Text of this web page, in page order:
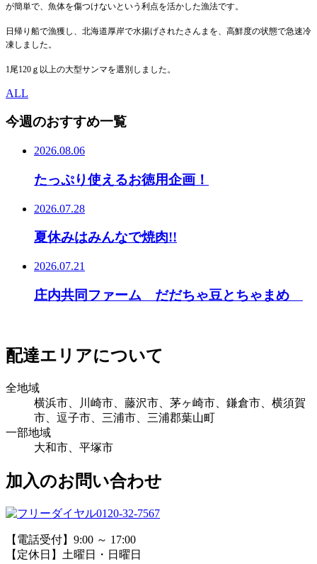
が簡単で、魚体を傷つけないという利点を活かした漁法です。
日帰り船で漁獲し、北海道厚岸で水揚げされたさんまを、高鮮度の状態で急速冷
凍しました。
1尾120ｇ以上の大型サンマを選別しました。
ALL
今週のおすすめ一覧
2026.08.06
たっぷり使えるお徳用企画！
2026.07.28
夏休みはみんなで焼肉!!
2026.07.21
庄内共同ファーム だだちゃ豆とちゃまめ
配達エリアについて
全地域
横浜市、川崎市、藤沢市、茅ヶ崎市、鎌倉市、横須賀
市、逗子市、三浦市、三浦郡葉山町
一部地域
大和市、平塚市
加入のお問い合わせ
0120-32-7567
【電話受付】9:00 ～ 17:00
【定休日】土曜日・日曜日